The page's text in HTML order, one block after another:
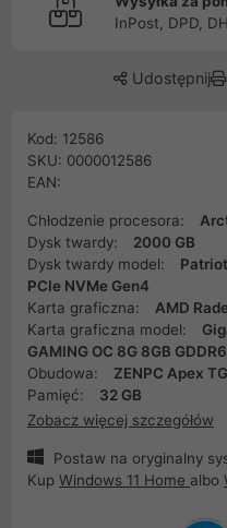
InPost, DPD,
Udostępnij
Kod: 12586
SKU: 0000012586
EAN:
Chłodzenie procesora:
Dysk twardy:
2000 GB
Dysk twardy model:
PCIe NVMe Gen4
Karta graficzna:
AMD
Karta graficzna model:
GAMING OC 8G 8GB GDDR6
Obudowa:
ZENPC Apex
Pamięć:
32 GB
Zobacz więcej szczegółów
Postaw na oryginalny
Kup Windows 11 Home albo